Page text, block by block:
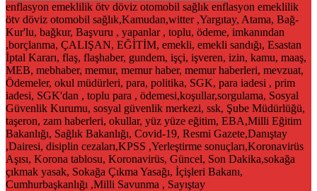
enflasyon emeklilik ötv döviz otomobil sağlık enflasyon emeklilik
ötv döviz otomobil sağlık,Kamudan,witter ,Yargıtay, Atama, Bağ-
Kur'lu, bağkur, Başvuru , yapanlar , toplu, ödeme, imkanından
,borçlanma, ÇALIŞAN, EĞİTİM, emekli, emekli sandığı, Esastan
İptal Kararı, flaş, flaşhaber, gundem, işçi, işveren, izin, kamu, maaş,
MEB, mebhaber, memur, memur haber, memur haberleri, mevzuat,
Ödemeler, okul müdürleri, para, politika, SGK, para iadesi , prim
iadesi, SGK'dan , toplu para , ödemesi,koşullar,sorgulama, Sosyal
Güvenlik Kurumu, sosyal güvenlik merkezi, ssk, Şube Müdürlüğü,
taşeron, zam haberleri, okullar, yüz yüze eğitim, EBA,Milli Eğitim
Bakanlığı, Sağlık Bakanlığı, Covid-19, Resmi Gazete,Danıştay
,Dairesi, disiplin cezaları,KPSS ,Yerleştirme sonuçları,Koronavirüs
Aşısı, Korona tablosu, Koronavirüs, Güncel, Son Dakika,sokağa
çıkmak yasak, Sokağa Çıkma Yasağı, İçişleri Bakanı,
Cumhurbaşkanlığı ,Milli Savunma , Sayıştay